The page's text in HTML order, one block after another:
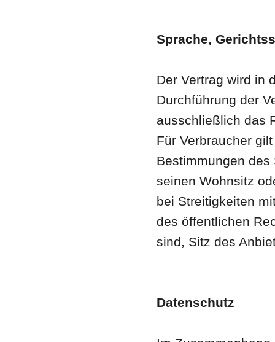
Sprache,
Der Vertrag wird in
Durchführung der
ausschließlich das
Für Verbraucher
Bestimmungen
seinen Wohnsitz
bei Streitigkeiten
des öffentlichen
sind, Sitz des
Datenschutz